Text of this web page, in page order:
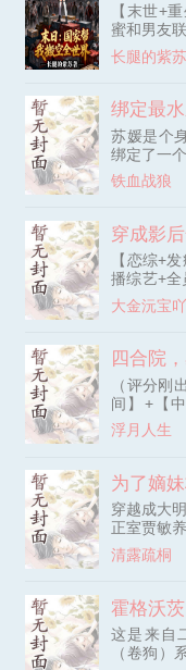
【末世+
蜜和男友
的空间换
她从血腥
一次，凌
意与对未
定。她拨
好，我请
以及……一
类史上最
还在嘲
城”的地
起，天灾
里瑟瑟发
屹立于最
的，是亲
里，加冕为
长腿的紫苏
绑定最
苏媛是个
绑定了一
不仅不给
媛本以为
血鬼、仙
衣卫、霸
里都有！
铁血战狼
穿成影
【恋综+
播综艺+全
爽文炮灰
身，一碗
喜当妈，
只是反派
打架，四
手捏佛珠
大金沅宝吖
四合院
（评分刚
间】+【
瓷。 绑定
易中海是
孤儿院长
有改动，
婿） （四
浮月人生
为了嫡
穿越成大
正室贾敏
玉。明知
随身系统
她崩溃质
间自带神
物可兑、
峰，她手
清露疏桐
霍格沃
这是来自
（卷狗）